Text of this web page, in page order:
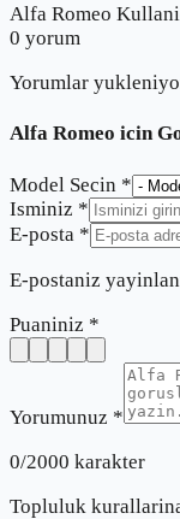
Alfa Romeo
0 yorum
Yorumlar
Alfa Romeo icin
Model Secin *
Isminiz *
E-posta *
E-postaniz
Puaniniz *
Yorumunuz *
0/2000 karakter
Topluluk